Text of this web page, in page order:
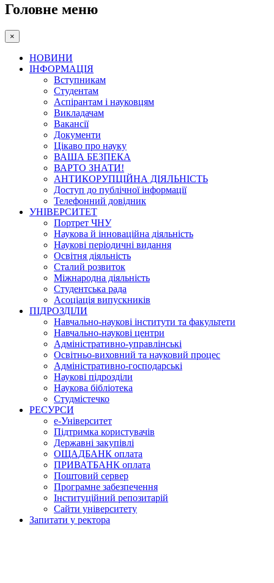
Головне меню
×
НОВИНИ
ІНФОРМАЦІЯ
Вступникам
Студентам
Аспірантам і науковцям
Викладачам
Вакансії
Документи
Цікаво про науку
ВАША БЕЗПЕКА
ВАРТО ЗНАТИ!
АНТИКОРУПЦІЙНА ДІЯЛЬНІСТЬ
Доступ до публічної інформації
Телефонний довідник
УНІВЕРСИТЕТ
Портрет ЧНУ
Наукова й інноваційна діяльність
Наукові періодичні видання
Освітня діяльність
Сталий розвиток
Міжнародна діяльність
Студентська рада
Асоціація випускників
ПІДРОЗДІЛИ
Навчально-наукові інститути та факультети
Навчально-наукові центри
Адміністративно-управлінські
Освітньо-виховний та науковий процес
Адміністративно-господарські
Наукові підрозділи
Наукова бібліотека
Студмістечко
РЕСУРСИ
е-Університет
Підтримка користувачів
Державні закупівлі
ОЩАДБАНК оплата
ПРИВАТБАНК оплата
Поштовий сервер
Програмне забезпечення
Інституційний репозитарій
Сайти університету
Запитати у ректора